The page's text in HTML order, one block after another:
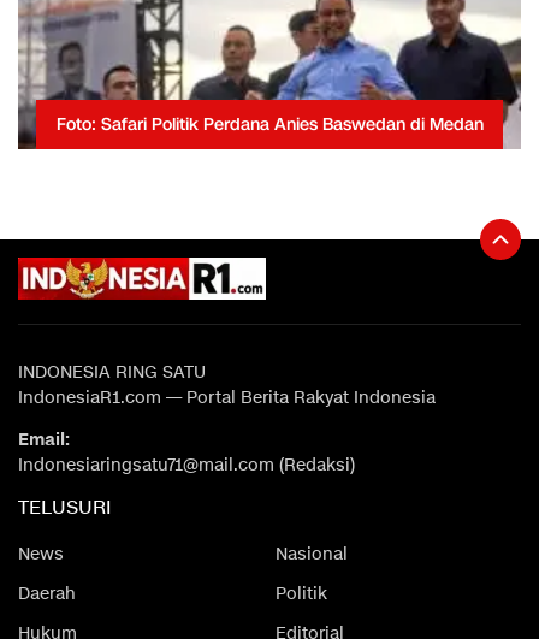
Foto: Safari Politik Perdana Anies Baswedan di Medan
INDONESIA RING SATU
IndonesiaR1.com — Portal Berita Rakyat Indonesia
Email:
Indonesiaringsatu71@mail.com (Redaksi)
TELUSURI
News
Nasional
Daerah
Politik
Hukum
Editorial